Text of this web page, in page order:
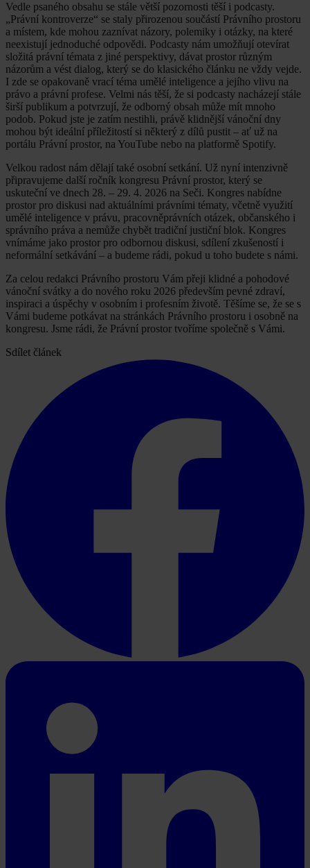
Vedle psaného obsahu se stále větší pozornosti těší i podcasty.
„Právní kontroverze“ se staly přirozenou součástí Právního prostoru
a místem, kde mohou zaznívat názory, polemiky i otázky, na které
neexistují jednoduché odpovědi. Podcasty nám umožňují otevírat
složitá právní témata z jiné perspektivy, dávat prostor různým
názorům a vést dialog, který se do klasického článku ne vždy vejde.
I zde se opakovaně vrací téma umělé inteligence a jejího vlivu na
právo a právní profese. Velmi nás těší, že si podcasty nacházejí stále
širší publikum a potvrzují, že odborný obsah může mít mnoho
podob. Pokud jste je zatím nestihli, právě klidnější vánoční dny
mohou být ideální příležitostí si některý z dílů pustit – ať už na
portálu Právní prostor, na YouTube nebo na platformě Spotify.
Velkou radost nám dělají také osobní setkání. Už nyní intenzivně
připravujeme další ročník kongresu Právní prostor, který se
uskuteční ve dnech 28. – 29. 4. 2026 na Seči. Kongres nabídne
prostor pro diskusi nad aktuálními právními tématy, včetně využití
umělé inteligence v právu, pracovněprávních otázek, občanského i
správního práva a nemůže chybět tradiční justiční blok. Kongres
vnímáme jako prostor pro odbornou diskusi, sdílení zkušeností i
neformální setkávání – a budeme rádi, pokud u toho budete s námi.
Za celou redakci Právního prostoru Vám přeji klidné a pohodové
vánoční svátky a do nového roku 2026 především pevné zdraví,
inspiraci a úspěchy v osobním i profesním životě. Těšíme se, že se s
Vámi budeme potkávat na stránkách Právního prostoru i osobně na
kongresu. Jsme rádi, že Právní prostor tvoříme společně s Vámi.
Sdílet článek